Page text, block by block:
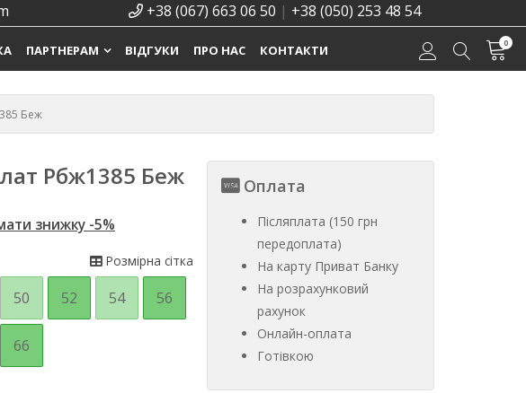
+38 (067) 663 06 50 | +38 (050) 253 48 54
0
ПАРТНЕРАМ ВІДГУКИ ПРО НАС КОНТАКТИ
Беж
Рбж1385 Беж
знижку -5%
Розмірна сітка
50 52 54 56
66
Оплата
Післяплата (150 грн
передоплата)
На карту Приват Банку
На розрахунковий
рахунок
Онлайн-оплата
Готівкою